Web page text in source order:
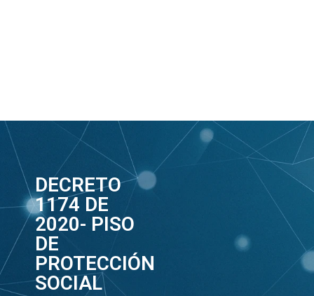
DECRETO
1174 DE
2020- PISO
DE
PROTECCIÓN
SOCIAL